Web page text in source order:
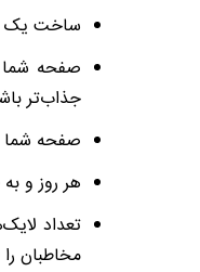
ساخت یک
صفحه شما
جذاب‌تر
صفحه شما باید حداقل ۱۰۰۰
هر روز و
تعداد
مخاطبان